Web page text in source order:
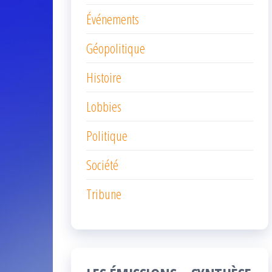
Événements
Géopolitique
Histoire
Lobbies
Politique
Société
Tribune